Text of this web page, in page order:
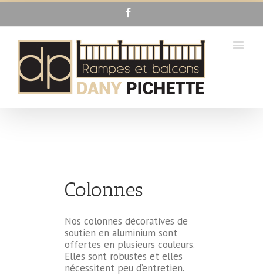
Colonnes
Nos colonnes décoratives de
soutien en aluminium sont
offertes en plusieurs couleurs.
Elles sont robustes et elles
nécessitent peu d’entretien.